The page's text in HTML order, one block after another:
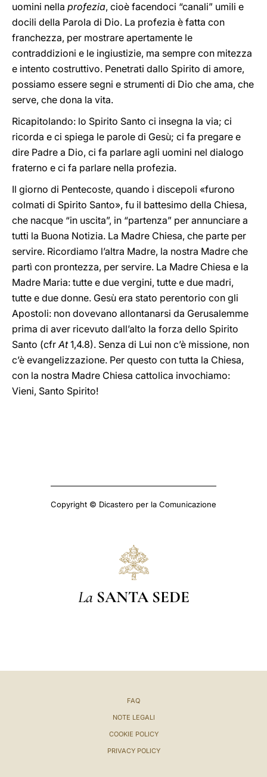
uomini nella profezia, cioè facendoci “canali” umili e
docili della Parola di Dio. La profezia è fatta con
franchezza, per mostrare apertamente le
contraddizioni e le ingiustizie, ma sempre con mitezza
e intento costruttivo. Penetrati dallo Spirito di amore,
possiamo essere segni e strumenti di Dio che ama, che
serve, che dona la vita.
Ricapitolando: lo Spirito Santo ci insegna la via; ci
ricorda e ci spiega le parole di Gesù; ci fa pregare e
dire Padre a Dio, ci fa parlare agli uomini nel dialogo
fraterno e ci fa parlare nella profezia.
Il giorno di Pentecoste, quando i discepoli «furono
colmati di Spirito Santo», fu il battesimo della Chiesa,
che nacque “in uscita”, in “partenza” per annunciare a
tutti la Buona Notizia. La Madre Chiesa, che parte per
servire. Ricordiamo l’altra Madre, la nostra Madre che
partì con prontezza, per servire. La Madre Chiesa e la
Madre Maria: tutte e due vergini, tutte e due madri,
tutte e due donne. Gesù era stato perentorio con gli
Apostoli: non dovevano allontanarsi da Gerusalemme
prima di aver ricevuto dall’alto la forza dello Spirito
Santo (cfrAt1,4.8). Senza di Lui non c’è missione, non
c’è evangelizzazione. Per questo con tutta la Chiesa,
con la nostra Madre Chiesa cattolica invochiamo:
Vieni, Santo Spirito!
Copyright © Dicastero per la Comunicazione
La SANTA SEDE
FAQ
NOTE LEGALI
COOKIE POLICY
PRIVACY POLICY